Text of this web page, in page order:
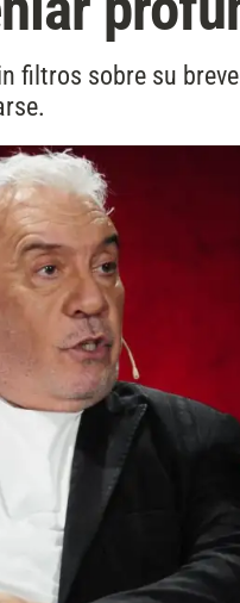
filtros sobre su